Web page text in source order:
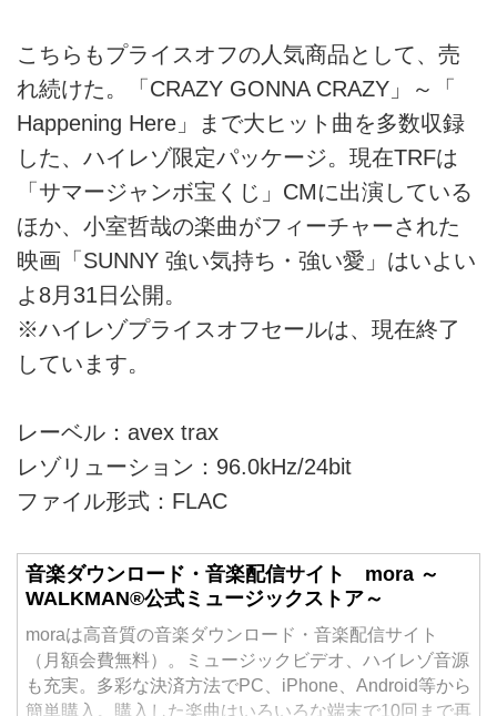
こちらもプライスオフの人気商品として、売
れ続けた。「CRAZY GONNA CRAZY」～「
Happening Here」まで大ヒット曲を多数収録
した、ハイレゾ限定パッケージ。現在TRFは
「サマージャンボ宝くじ」CMに出演している
ほか、小室哲哉の楽曲がフィーチャーされた
映画「SUNNY 強い気持ち・強い愛」はいよい
よ8月31日公開。
※ハイレゾプライスオフセールは、現在終了
しています。
レーベル：avex trax
レゾリューション：96.0kHz/24bit
ファイル形式：FLAC
音楽ダウンロード・音楽配信サイト mora ～
WALKMAN®公式ミュージックストア～
moraは高音質の音楽ダウンロード・音楽配信サイト
（月額会費無料）。ミュージックビデオ、ハイレゾ音源
も充実。多彩な決済方法でPC、iPhone、Android等から
簡単購入。購入した楽曲はいろいろな端末で10回まで再